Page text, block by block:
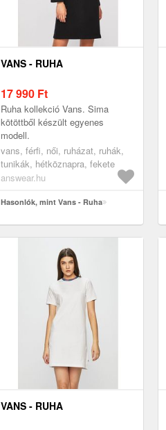
VANS - RUHA
17 990 Ft
Ruha kollekció Vans. Sima
kötöttből készült egyenes
modell.
vans, férfi, női, ruházat, ruhák,
tunikák, hétköznapra, fekete
answear.hu
Hasonlók, mint Vans - Ruha
VANS - RUHA